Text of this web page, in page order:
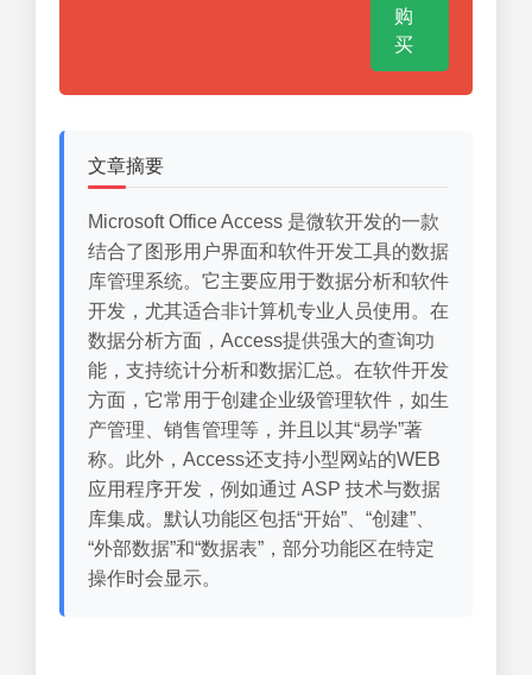
购
买
文章摘要
Microsoft Office Access 是微软开发的一款
结合了图形用户界面和软件开发工具的数据
库管理系统。它主要应用于数据分析和软件
开发，尤其适合非计算机专业人员使用。在
数据分析方面，Access提供强大的查询功
能，支持统计分析和数据汇总。在软件开发
方面，它常用于创建企业级管理软件，如生
产管理、销售管理等，并且以其“易学”著
称。此外，Access还支持小型网站的WEB
应用程序开发，例如通过 ASP 技术与数据
库集成。默认功能区包括“开始”、“创建”、
“外部数据”和“数据表”，部分功能区在特定
操作时会显示。